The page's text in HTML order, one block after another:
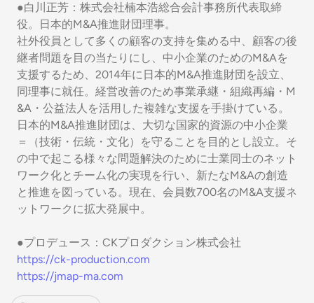
●白川正芳：株式会社楠本浩総合会計事務所代表取締
役。日本的M&A推進財団理事。
社外役員として多くの顧客の支持を集める中、顧客の後
継者問題を目の当たりにし、中小企業のためのM&Aを
支援するため、2014年に日本的M&A推進財団を設立、
同理事に就任。経営改善のため事業承継・組織再編・M
&A・公益法人を活用した複雑な支援を手掛けている。
日本的M&A推進財団は、大切な国家的資源の中小企業
＝（技術・伝統・文化）を守ることを目的とし設立。そ
の中で起こる様々な問題解決のために士業同士のネット
ワーク化とチーム化の実現を行い、新たなM&Aの創造
と推進を図っている。現在、会員数700名のM&A支援ネ
ットワークに拡大発展中。
●プロデュース：CKプロダクション株式会社
https://ck-production.com
https://jmap-ma.com